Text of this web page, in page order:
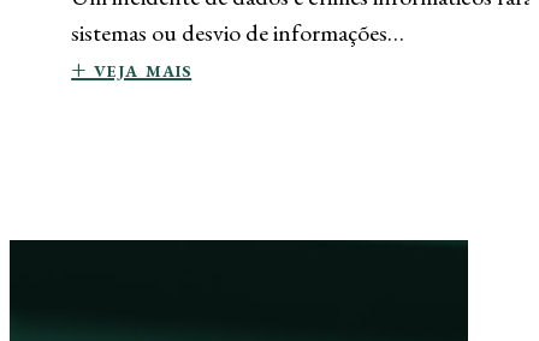
sistemas ou desvio de informações…
+ veja mais